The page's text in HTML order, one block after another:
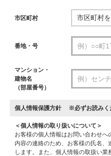
市区町村
番地・号
マンション・
建物名
（部屋番号）
個人情報保護方針 ※必ずお読みく
＜個人情報の取り扱いについて＞
お客様の個人情報はお問い合わせ
内容の連絡のため、お客様の氏名
します。また、個人情報の取扱い